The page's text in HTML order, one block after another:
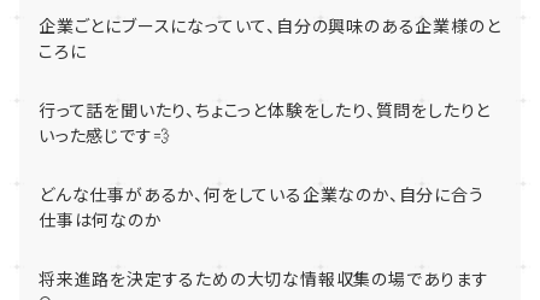
企業ごとにブースになっていて、自分の興味のある企業様のと
ころに
行って話を聞いたり、ちょこっと体験をしたり、質問をしたりと
いった感じです💨
どんな仕事があるか、何をしている企業なのか、自分に合う
仕事は何なのか
将来進路を決定するための大切な情報収集の場であります